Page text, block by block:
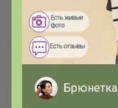
Брюнетка